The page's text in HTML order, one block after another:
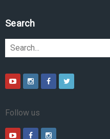
Search
Follow us